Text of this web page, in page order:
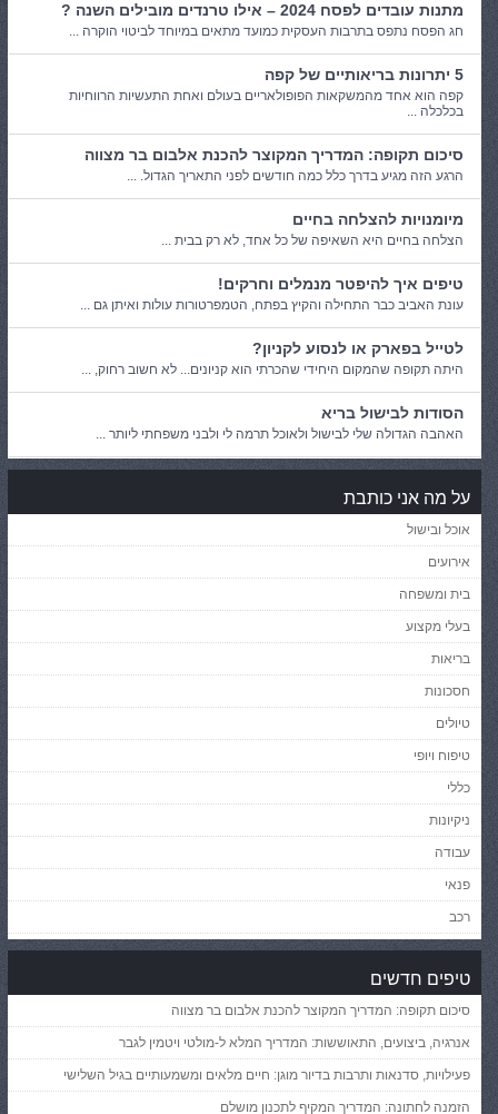
מתנות עובדים לפסח 2024 – אילו טרנדים מובילים השנה ?
חג הפסח נתפס בתרבות העסקית כמועד מתאים במיוחד לביטוי הוקרה ...
5 יתרונות בריאותיים של קפה
קפה הוא אחד מהמשקאות הפופולאריים בעולם ואחת התעשיות הרווחיות
בכלכלה ...
סיכום תקופה: המדריך המקוצר להכנת אלבום בר מצווה
הרגע הזה מגיע בדרך כלל כמה חודשים לפני התאריך הגדול. ...
מיומנויות להצלחה בחיים
הצלחה בחיים היא השאיפה של כל אחד, לא רק בבית ...
טיפים איך להיפטר מנמלים וחרקים!
עונת האביב כבר התחילה והקיץ בפתח, הטמפרטורות עולות ואיתן גם ...
לטייל בפארק או לנסוע לקניון?
היתה תקופה שהמקום היחידי שהכרתי הוא קניונים... לא חשוב רחוק, ...
הסודות לבישול בריא
האהבה הגדולה שלי לבישול ולאוכל תרמה לי ולבני משפחתי ליותר ...
על מה אני כותבת
אוכל ובישול
אירועים
בית ומשפחה
בעלי מקצוע
בריאות
חסכונות
טיולים
טיפוח ויופי
כללי
ניקיונות
עבודה
פנאי
רכב
טיפים חדשים
סיכום תקופה: המדריך המקוצר להכנת אלבום בר מצווה
אנרגיה, ביצועים, התאוששות: המדריך המלא ל-מולטי ויטמין לגבר
פעילויות, סדנאות ותרבות בדיור מוגן: חיים מלאים ומשמעותיים בגיל השלישי
הזמנה לחתונה: המדריך המקיף לתכנון מושלם